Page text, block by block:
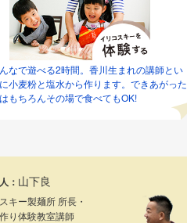
なで遊べる2時間。香川生まれの講師とい
小麦粉と塩水から作ります。できあがった
もちろんその場で食べてもOK!
： 山下良
キー製麺所 所長・
り体験教室講師